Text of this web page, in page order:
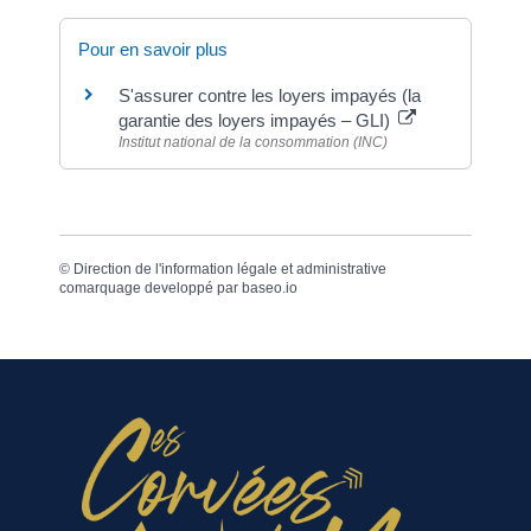
Pour en savoir plus
S'assurer contre les loyers impayés (la
garantie des loyers impayés – GLI)
Institut national de la consommation (INC)
© Direction de l'information légale et administrative
comarquage developpé par baseo.io